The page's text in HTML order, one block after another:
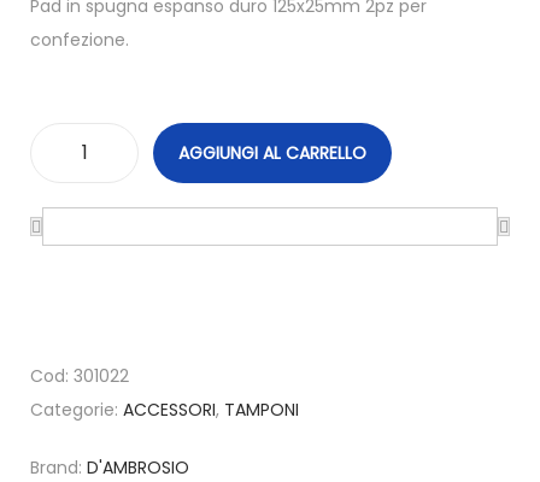
Pad in spugna espanso duro 125x25mm 2pz per
confezione.
AGGIUNGI AL CARRELLO
Cod: 301022
Categorie: ACCESSORI, TAMPONI
Brand: D'AMBROSIO